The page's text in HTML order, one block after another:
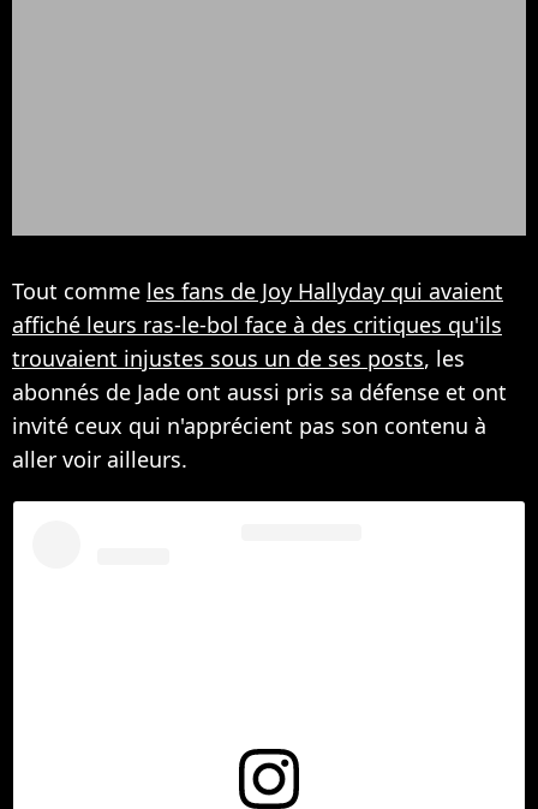
Tout comme les fans de Joy Hallyday qui avaient
affiché leurs ras-le-bol face à des critiques qu'ils
trouvaient injustes sous un de ses posts, les
abonnés de Jade ont aussi pris sa défense et ont
invité ceux qui n'apprécient pas son contenu à
aller voir ailleurs.